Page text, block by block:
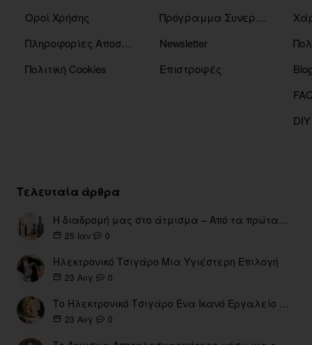
Οροί Χρήσης
Πληροφορίες Αποστόλης
Πολιτική Cookies
Πρόγραμμα Συνεργατών
Newsletter
Επιστροφές
Τελευταία άρθρα
Η διαδρομή μας στο άτμισμα – Από τα πρώτα eGo έως τη σύγχρονη εποχή
25 Ιαν 0
Ηλεκτρονικό Τσιγάρο Μια Υγιέστερη Επιλογή
23 Αυγ 0
Το Ηλεκτρονικό Τσιγάρο Ένα Ικανό Εργαλείο για τη Διακοπή του Καπνίσματος
23 Αυγ 0